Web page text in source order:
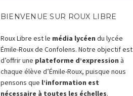
BIENVENUE SUR ROUX LIBRE
Roux Libre est le média lycéen du lycée
Émile-Roux de Confolens. Notre objectif est
d’offrir une plateforme d’expression à
chaque élève d’Émile-Roux, puisque nous
pensons que l’information est
nécessaire à toutes les échelles.